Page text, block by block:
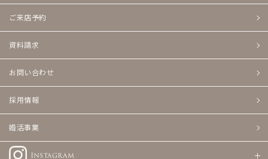
ご来店予約
資料請求
お問い合わせ
採用情報
婚活事業
Instagram